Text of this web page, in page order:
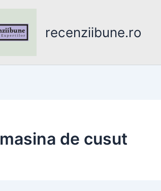
recenziibune.ro
masina de cusut